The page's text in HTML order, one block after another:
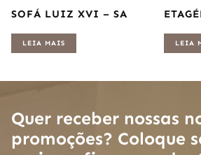
SOFÁ LUIZ XVI – SA
LEIA MAIS LEIA
Quer receber nossas
promoções? Coloque